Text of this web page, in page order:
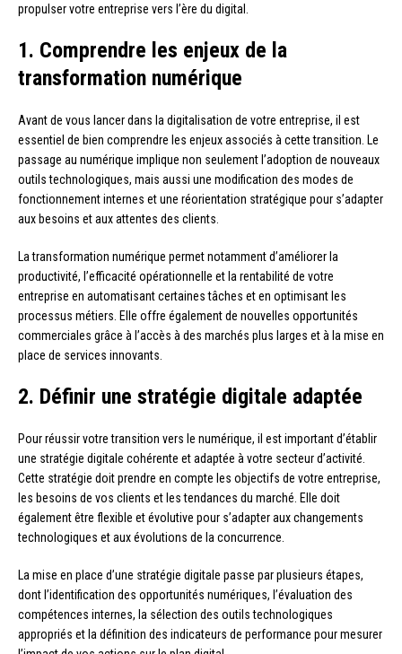
propulser votre entreprise vers l’ère du digital.
1. Comprendre les enjeux de la
transformation numérique
Avant de vous lancer dans la digitalisation de votre entreprise, il est
essentiel de bien comprendre les enjeux associés à cette transition. Le
passage au numérique implique non seulement l’adoption de nouveaux
outils technologiques, mais aussi une modification des modes de
fonctionnement internes et une réorientation stratégique pour s’adapter
aux besoins et aux attentes des clients.
La transformation numérique permet notamment d’améliorer la
productivité, l’efficacité opérationnelle et la rentabilité de votre
entreprise en automatisant certaines tâches et en optimisant les
processus métiers. Elle offre également de nouvelles opportunités
commerciales grâce à l’accès à des marchés plus larges et à la mise en
place de services innovants.
2. Définir une stratégie digitale adaptée
Pour réussir votre transition vers le numérique, il est important d’établir
une stratégie digitale cohérente et adaptée à votre secteur d’activité.
Cette stratégie doit prendre en compte les objectifs de votre entreprise,
les besoins de vos clients et les tendances du marché. Elle doit
également être flexible et évolutive pour s’adapter aux changements
technologiques et aux évolutions de la concurrence.
La mise en place d’une stratégie digitale passe par plusieurs étapes,
dont l’identification des opportunités numériques, l’évaluation des
compétences internes, la sélection des outils technologiques
appropriés et la définition des indicateurs de performance pour mesurer